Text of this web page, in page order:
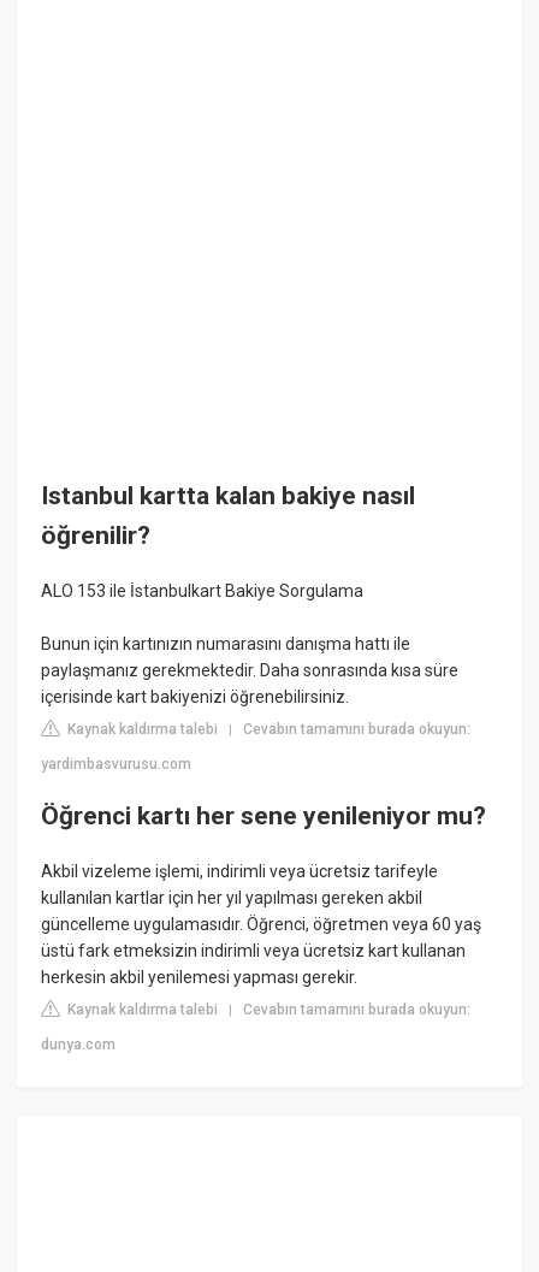
Istanbul kartta kalan bakiye nasıl
öğrenilir?
ALO 153 ile İstanbulkart Bakiye Sorgulama
Bunun için kartınızın numarasını danışma hattı ile
paylaşmanız gerekmektedir. Daha sonrasında kısa süre
içerisinde kart bakiyenizi öğrenebilirsiniz.
Kaynak kaldırma talebi |Cevabın tamamını burada okuyun:
yardimbasvurusu.com
Öğrenci kartı her sene yenileniyor mu?
Akbil vizeleme işlemi, indirimli veya ücretsiz tarifeyle
kullanılan kartlar için her yıl yapılması gereken akbil
güncelleme uygulamasıdır. Öğrenci, öğretmen veya 60 yaş
üstü fark etmeksizin indirimli veya ücretsiz kart kullanan
herkesin akbil yenilemesi yapması gerekir.
Kaynak kaldırma talebi |Cevabın tamamını burada okuyun:
dunya.com